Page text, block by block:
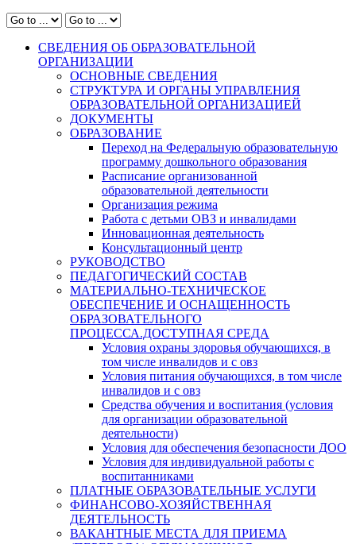
СВЕДЕНИЯ ОБ ОБРАЗОВАТЕЛЬНОЙ
ОРГАНИЗАЦИИ
ОСНОВНЫЕ СВЕДЕНИЯ
СТРУКТУРА И ОРГАНЫ УПРАВЛЕНИЯ
ОБРАЗОВАТЕЛЬНОЙ ОРГАНИЗАЦИЕЙ
ДОКУМЕНТЫ
ОБРАЗОВАНИЕ
Переход на Федеральную образовательную
программу дошкольного образования
Расписание организованной
образовательной деятельности
Организация режима
Работа с детьми ОВЗ и инвалидами
Инновационная деятельность
Консультационный центр
РУКОВОДСТВО
ПЕДАГОГИЧЕСКИЙ СОСТАВ
МАТЕРИАЛЬНО-ТЕХНИЧЕСКОЕ
ОБЕСПЕЧЕНИЕ И ОСНАЩЕННОСТЬ
ОБРАЗОВАТЕЛЬНОГО
ПРОЦЕССА.ДОСТУПНАЯ СРЕДА
Условия охраны здоровья обучающихся, в
том числе инвалидов и с овз
Условия питания обучающихся, в том числе
инвалидов и с овз
Средства обучения и воспитания (условия
для организации образовательной
деятельности)
Условия для обеспечения безопасности ДОО
Условия для индивидуальной работы с
воспитанниками
ПЛАТНЫЕ ОБРАЗОВАТЕЛЬНЫЕ УСЛУГИ
ФИНАНСОВО-ХОЗЯЙСТВЕННАЯ
ДЕЯТЕЛЬНОСТЬ
ВАКАНТНЫЕ МЕСТА ДЛЯ ПРИЕМА